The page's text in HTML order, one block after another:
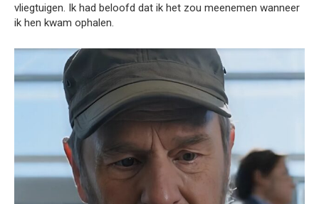
vliegtuigen. Ik had beloofd dat ik het zou meenemen wanneer
ik hen kwam ophalen.